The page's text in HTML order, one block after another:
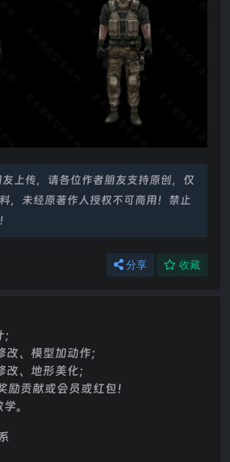
上传，请各位作者朋友支持原创，仅
，未经原著作人授权不可商用！禁止
分享 收藏
、模型加动作；
、地形美化；
贡献或会员或红包！
。